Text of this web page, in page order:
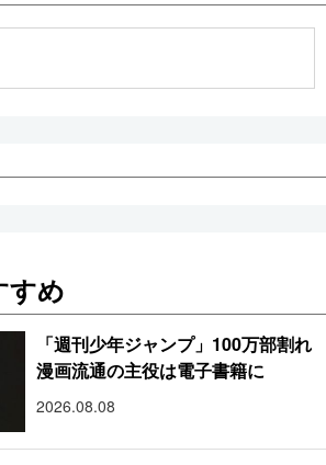
すめ
「週刊少年ジャンプ」100万部割れ
漫画流通の主役は電子書籍に
2026.08.08